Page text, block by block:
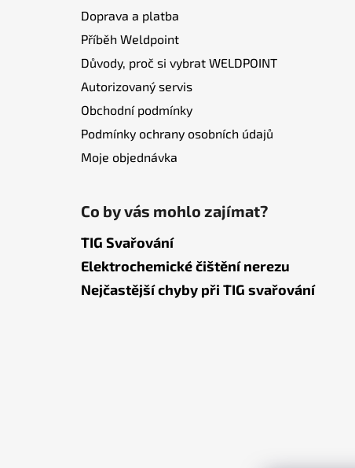
Doprava a platba
Příběh Weldpoint
Důvody, proč si vybrat WELDPOINT
Autorizovaný servis
Obchodní podmínky
Podmínky ochrany osobních údajů
Moje objednávka
Co by vás mohlo zajímat?
TIG Svařování
Elektrochemické čištění nerezu
Nejčastější chyby při TIG svařování